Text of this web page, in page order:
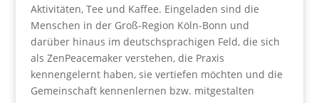
Aktivitäten, Tee und Kaffee. Eingeladen sind die
Menschen in der Groß-Region Köln-Bonn und
darüber hinaus im deutschsprachigen Feld, die sich
als ZenPeacemaker verstehen, die Praxis
kennengelernt haben, sie vertiefen möchten und die
Gemeinschaft kennenlernen bzw. mitgestalten